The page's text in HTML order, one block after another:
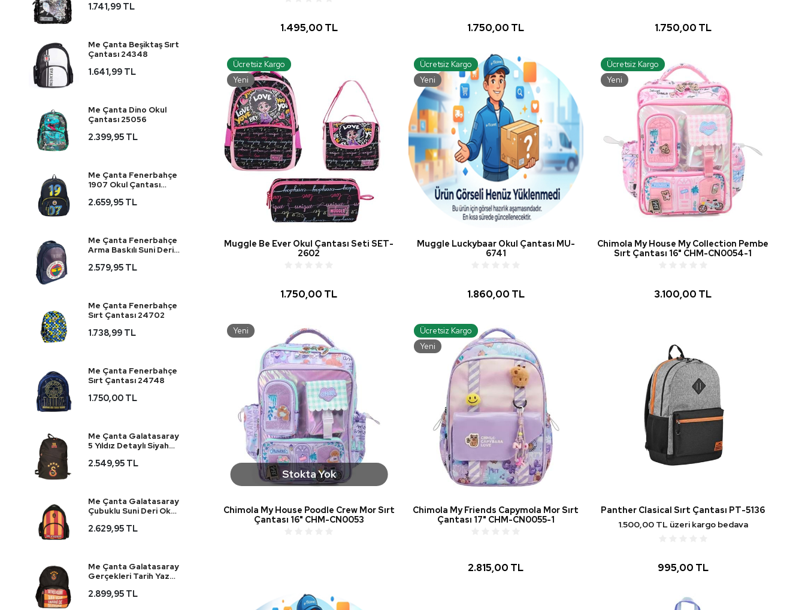
Waddell
Yaygan Çanta
1.741,99 TL
Me Çanta Beşiktaş Sırt
Çantası 24348
1.641,99 TL
Me Çanta Dino Okul
Çantası 25056
2.399,95 TL
Me Çanta Fenerbahçe
1907 Okul Çantası
2.659,95 TL
Me Çanta Fenerbahçe
Arma Baskılı Suni Deri
2.579,95 TL
Me Çanta Fenerbahçe
Sırt Çantası 24702
1.738,99 TL
Me Çanta Fenerbahçe
Sırt Çantası 24748
1.750,00 TL
Me Çanta Galatasaray
5 Yıldız Detaylı Siyah
2.549,95 TL
Me Çanta Galatasaray
Çubuklu Suni Deri Okul
2.629,95 TL
Me Çanta Galatasaray
Gerçekleri Tarih Yazar
2.899,95 TL
1.495,00 TL 1.750,00 TL 1.750,00 TL
Ücretsiz Kargo
Yeni
Muggle Be Ever Okul Çantası Seti SET-
2602
1.750,00 TL
Ücretsiz Kargo
Yeni
Muggle Luckybaar Okul Çantası MU-
6741
1.860,00 TL
Ücretsiz Kargo
Yeni
Chimola My House My Collection Pembe
Sırt Çantası 16" CHM-CN0054-1
3.100,00 TL
Yeni
Stokta Yok
Chimola My House Poodle Crew Mor Sırt
Çantası 16" CHM-CN0053
Ücretsiz Kargo
Yeni
Chimola My Friends Capymola Mor Sırt
Çantası 17" CHM-CN0055-1
2.815,00 TL
Panther Clasical Sırt Çantası PT-5136
1.500,00 TL üzeri kargo bedava
995,00 TL